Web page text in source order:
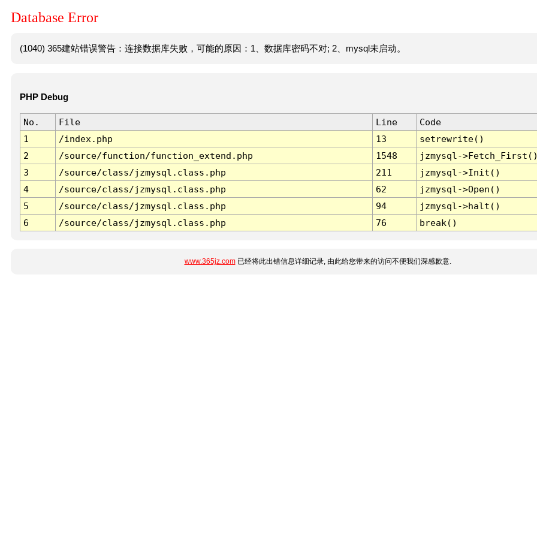
Database Error
(1040) 365建站错误警告：连接数据库失败，可能的原因：1、数据库密码不对; 2、mysql未启动。
PHP Debug
No. File Line
Code
1
/index.php 13
setrewrite()
2
/source/function/function_extend.php 1548
jzmysql-
3
/source/class/jzmysql.class.php 211
jzmysql->Init()
4
/source/class/jzmysql.class.php 62
jzmysql->Open()
5
/source/class/jzmysql.class.php 94
jzmysql->halt()
6
/source/class/jzmysql.class.php 76 break()
www.365jz.com已经将此出错信息详细记录, 由此给您带来的访问不便我们深感歉意.